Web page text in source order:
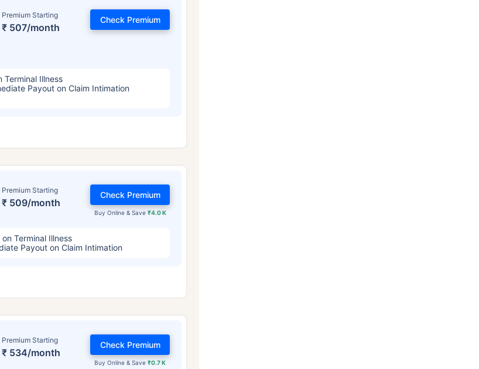
Premium Starting
₹ 507/month
Check Premium
Terminal Illness
Payout on Claim Intimation
Premium Starting
₹ 509/month
Buy Online & Save ₹4.0 K
Check Premium
Terminal Illness
Payout on Claim Intimation
Premium Starting
₹ 534/month
Buy Online & Save₹0.7 K
Check Premium
34 वर्षे
तुमच्या कुटुंबाची सुरक्षा फक्त एक पाऊल दूर आह
योग्य योजना निवडा
धूम्रपान न करणाऱ्या, कोणतेही पूर्व-विद्यमान आजार नसलेल्या व्यक्तीसाठी, 36 वर्षे वयापर्यंत कव्हर। *₹630 प्रति महिना, 1 कोटीच्या टर्म लाइफ विम्यासाठी